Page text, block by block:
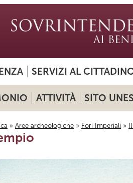
SERVIZI AL
ATTIVITÀ SITO
» Aree archeologiche » Fori Imperiali »